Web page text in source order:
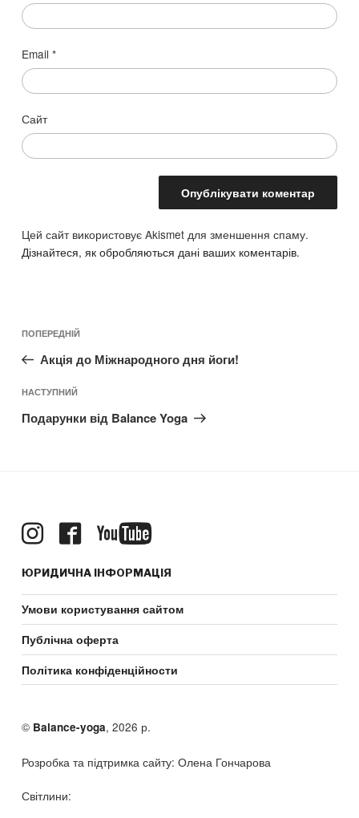
Email*
Сайт
Цей сайт використовує Akismet для зменшення спаму.
Дізнайтеся, як обробляються дані ваших коментарів.
Навігація
записів
Попередній
ПОПЕРЕДНІЙ
Акція до Міжнародного дня йоги!
Наступний
допис
НАСТУПНИЙ
Подарунки від Balance Yoga
ЮРИДИЧНА ІНФОРМАЦІЯ
Умови користування сайтом
Публічна оферта
Політика конфіденційности
© Balance-yoga, 2026 р.
Розробка та підтримка сайту: Олена Гончарова
Світлини: